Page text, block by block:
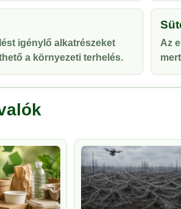
igénylő alkatrészeket
a környezeti terhelés.
Az